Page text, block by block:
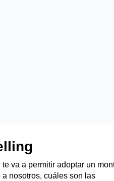
lo tanto, más personales.
espíritu más infantil de saber
a un discurso presentado